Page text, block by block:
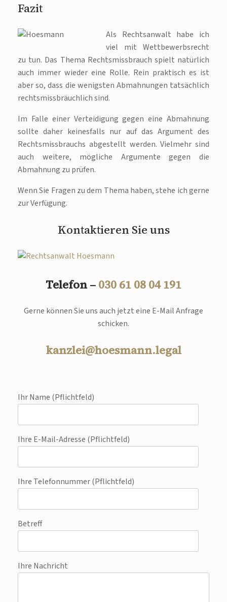
Fazit
Als Rechtsanwalt habe ich
viel mit Wettbewerbsrecht
zu tun. Das Thema Rechtsmissbrauch spielt natürlich
auch immer wieder eine Rolle. Rein praktisch es ist
aber so, dass die wenigsten Abmahnungen tatsächlich
rechtsmissbräuchlich sind.
Im Falle einer Verteidigung gegen eine Abmahnung
sollte daher keinesfalls nur auf das Argument des
Rechtsmissbrauchs abgestellt werden. Vielmehr sind
auch weitere, mögliche Argumente gegen die
Abmahnung zu prüfen.
Wenn Sie Fragen zu dem Thema haben, stehe ich gerne
zur Verfügung.
Kontaktieren Sie uns
Telefon – 030 61 08 04 191
Gerne können Sie uns auch jetzt eine E-Mail Anfrage
schicken.
kanzlei@hoesmann.legal
Ihr Name (Pflichtfeld)
Ihre E-Mail-Adresse (Pflichtfeld)
Ihre Telefonnummer (Pflichtfeld)
Betreff
Ihre Nachricht